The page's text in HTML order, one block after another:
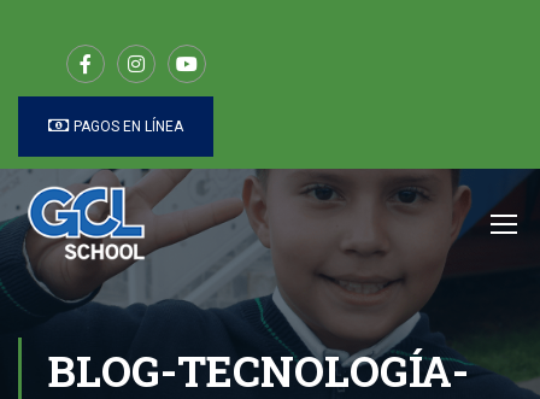
PAGOS EN LÍNEA
BLOG-TECNOLOGÍA-